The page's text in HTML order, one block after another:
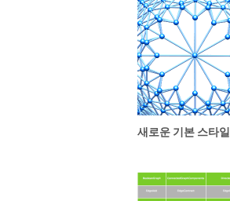
새로운 기본 스타일